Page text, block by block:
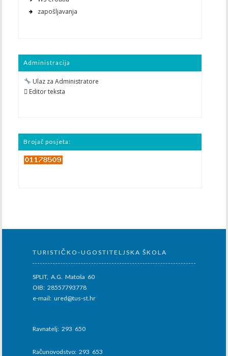
zapošljavanja
Administracija
Ulaz za Administratore
 Editor teksta
Brojač posjeta:
TURISTIČKO-UGOSTITELJSKA ŠKOLA
SPLIT, A.G. Matoša 60
OIB: 28557793778
e-mail: ured@tus-st.hr
Ravnatelj: 293 650
Računovodstvo: 293 653